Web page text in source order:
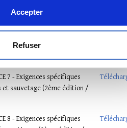
Accepter
Refuser
(2ème édition / Révision
7 - Exigences spécifiques
et sauvetage (2ème édition /
8 - Exigences spécifiques